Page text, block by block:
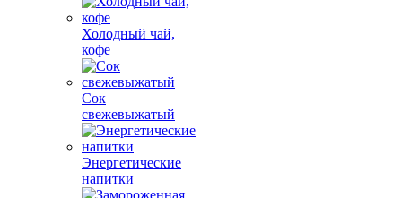
Холодный чай,
кофе
Сок
свежевыжатый
Энергетические
напитки